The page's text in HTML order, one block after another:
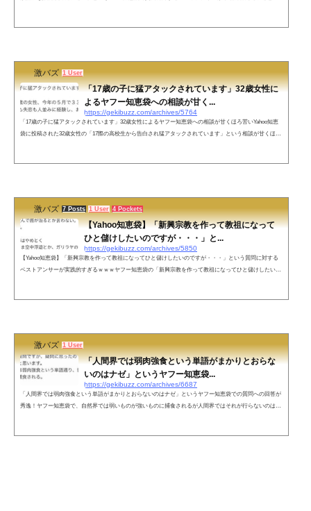
激バズ 1 User
「17歳の子に猛アタックされています」32歳女性に
よるヤフー知恵袋への相談が甘く...
https://gekibuzz.com/archives/5764
「17歳の子に猛アタックされています」32歳女性によるヤフー知恵袋への相談が甘くほろ苦いYahoo知恵
袋に投稿された32歳女性の「17際の高校生から告白され猛アタックされています」という相談が甘くほろ
激バズ 7 Posts 1 User 4 Pockets
【Yahoo知恵袋】「新興宗教を作って教祖になって
ひと儲けしたいのですが・・・」と...
https://gekibuzz.com/archives/5850
【Yahoo知恵袋】「新興宗教を作って教祖になってひと儲けしたいのですが・・・」という質問に対する
ベストアンサーが実践的すぎるｗｗｗヤフー知恵袋の「新興宗教を作って教祖になってひと儲けしたいの
激バズ 1 User
「人間界では弱肉強食という単語がまかりとおらな
いのはナゼ」というヤフー知恵袋...
https://gekibuzz.com/archives/6687
「人間界では弱肉強食という単語がまかりとおらないのはナゼ」というヤフー知恵袋での質問への回答が
秀逸！ヤフー知恵袋で、自然界では弱いものが強いものに捕食されるが人間界ではそれが行らないのはナ